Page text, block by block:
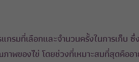
กรมที่เลือกและจำนวนครั้งในการเก็บ
พของไข่ โดยช่วงที่เหมาะสมที่สุดคืออ